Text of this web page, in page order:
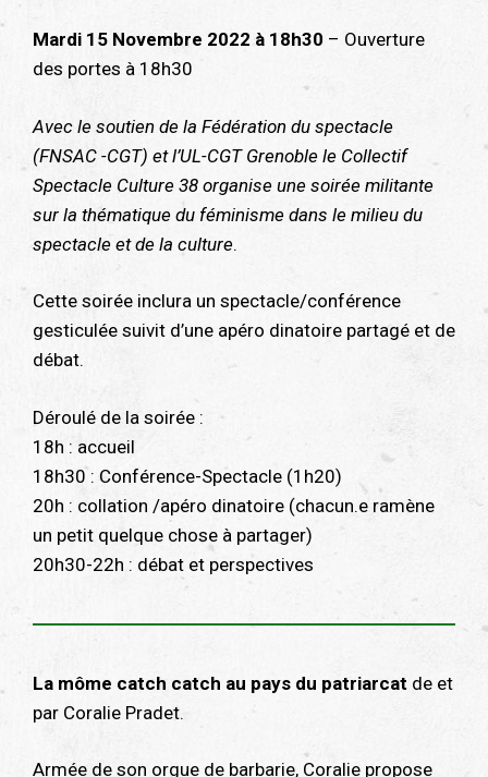
Mardi 15 Novembre 2022 à 18h30 – Ouverture
des portes à 18h30
Avec le soutien de la Fédération du spectacle
(FNSAC -CGT) et l’UL-CGT Grenoble le Collectif
Spectacle Culture 38 organise une soirée militante
sur la thématique du féminisme dans le milieu du
spectacle et de la culture.
Cette soirée inclura un spectacle/conférence
gesticulée suivit d’une apéro dinatoire partagé et de
débat.
Déroulé de la soirée :
18h : accueil
18h30 : Conférence-Spectacle (1h20)
20h : collation /apéro dinatoire (chacun.e ramène
un petit quelque chose à partager)
20h30-22h : débat et perspectives
La môme catch catch au pays du patriarcat de et
par Coralie Pradet.
Armée de son orgue de barbarie, Coralie propose